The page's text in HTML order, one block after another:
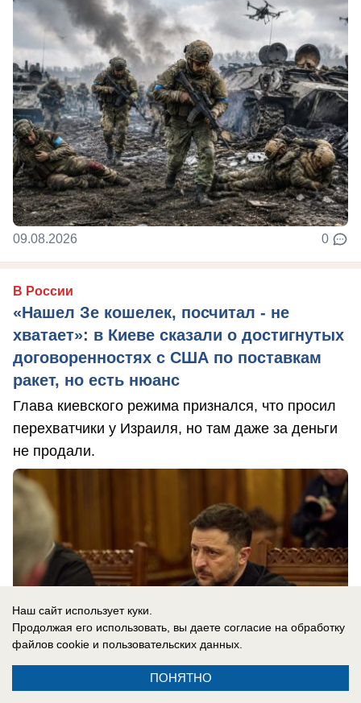
09.08.2026 0
В России
«Нашел Зе кошелек, посчитал - не
хватает»: в Киеве сказали о достигнутых
договоренностях с США по поставкам
ракет, но есть нюанс
Глава киевского режима признался, что просил
перехватчики у Израиля, но там даже за деньги
не продали.
Наш сайт использует куки.
Продолжая его использовать, вы даете согласие на обработку
файлов cookie и пользовательских данных.
ПОНЯТНО